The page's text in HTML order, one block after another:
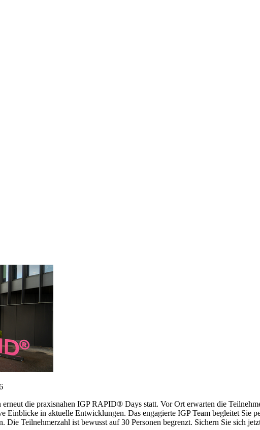
die praxisnahen IGP RAPID® Days statt. Vor Ort erwarten die
Einblicke in aktuelle Entwicklungen. Das engagierte IGP Team begleitet Sie
Teilnehmerzahl ist bewusst auf 30 Personen begrenzt. Sichern Sie sich